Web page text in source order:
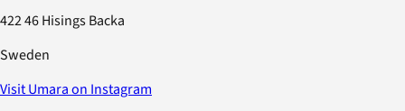
422 46 Hisings Backa
Sweden
Visit Umara on Instagram